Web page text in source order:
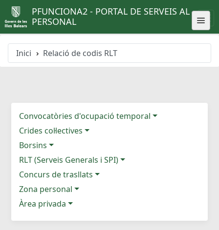
PFUNCIONA2 - PORTAL DE SERVEIS AL
PERSONAL
Inici Relació de codis RLT
Convocatòries d'ocupació temporal
Crides col·lectives
Borsins
RLT (Serveis Generals i SPI)
Concurs de trasllats
Zona personal
Àrea privada